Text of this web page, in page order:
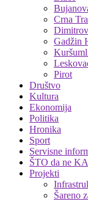
Crna
Gadžin
Pirot
Društvo
Kultura
Ekonomija
Politika
Hronika
Sport
Servisne
ŠTO da ne
Projekti
Šareno